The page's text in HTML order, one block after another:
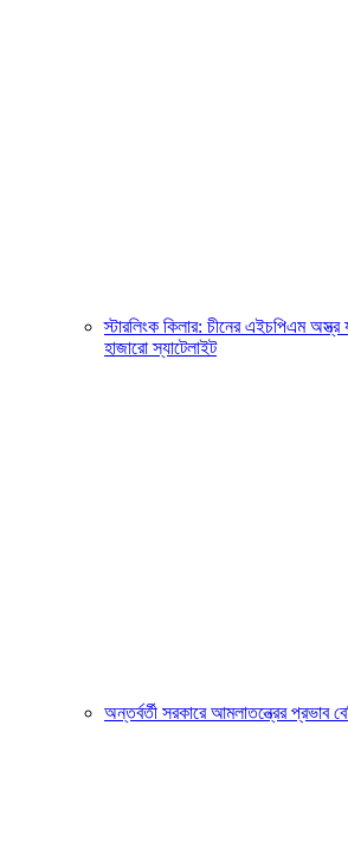
স্টারলিংক কিলার: চীনের এইচপিএম অস্ত্র
হাজারো স্যাটেলাইট
অন্তর্বর্তী সরকারে আমলাতন্ত্রের প্রভাব